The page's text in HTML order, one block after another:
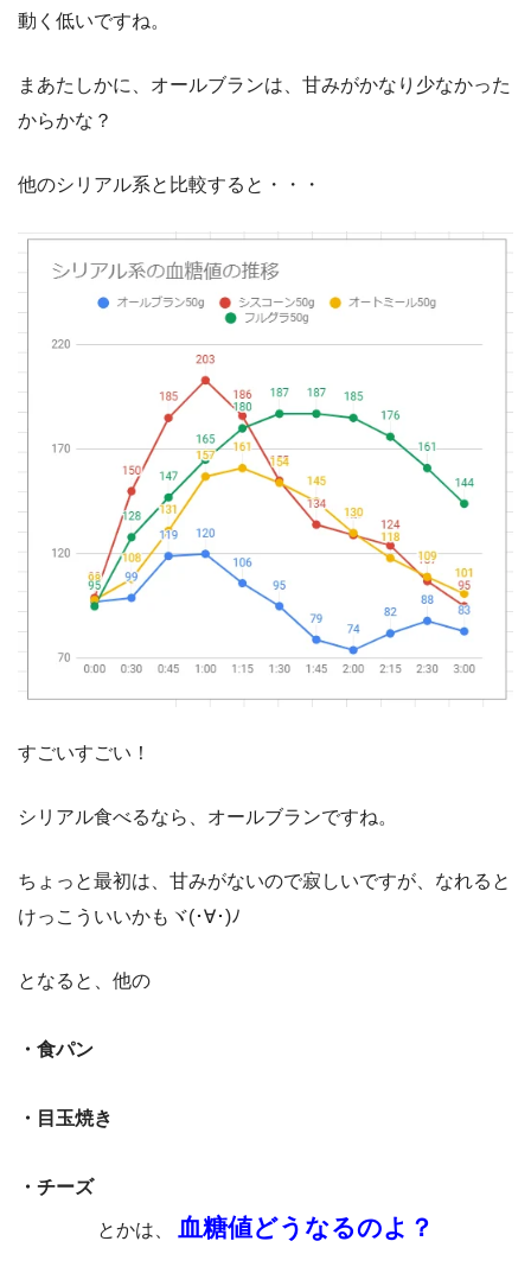
動く低いですね。
まあたしかに、オールブランは、甘みがかなり少なかった
からかな？
他のシリアル系と比較すると・・・
すごいすごい！
シリアル食べるなら、オールブランですね。
ちょっと最初は、甘みがないので寂しいですが、なれると
けっこういいかもヾ(･∀･)ﾉ
となると、他の
・食パン
・目玉焼き
・チーズ
とかは、
血糖値どうなるのよ？